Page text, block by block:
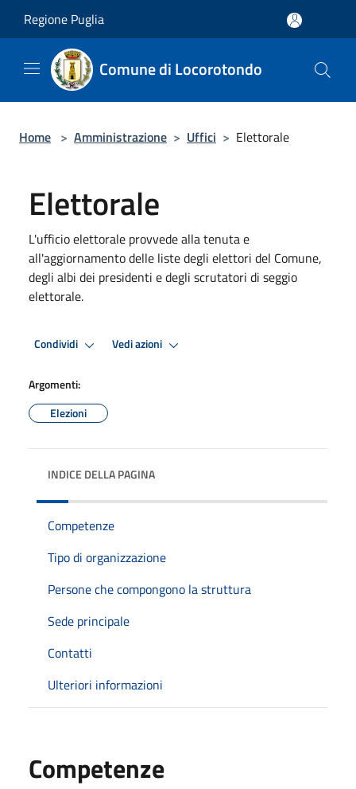
Regione Puglia
Comune di Locorotondo
Home > Amministrazione > Uffici > Elettorale
Elettorale
L'ufficio elettorale provvede alla tenuta e
all'aggiornamento delle liste degli elettori del Comune,
degli albi dei presidenti e degli scrutatori di seggio
elettorale.
Condividi Vedi azioni
Argomenti:
Elezioni
INDICE DELLA PAGINA
Competenze
Tipo di organizzazione
Persone che compongono la struttura
Sede principale
Contatti
Ulteriori informazioni
Competenze